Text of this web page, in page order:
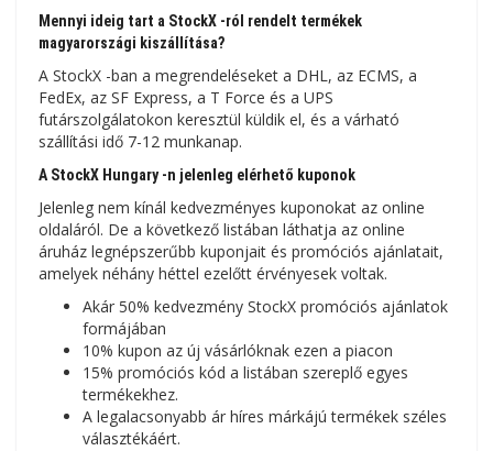
Mennyi ideig tart a StockX -ról rendelt termékek
magyarországi kiszállítása?
A StockX -ban a megrendeléseket a DHL, az ECMS, a
FedEx, az SF Express, a T Force és a UPS
futárszolgálatokon keresztül küldik el, és a várható
szállítási idő 7-12 munkanap.
A StockX Hungary -n jelenleg elérhető kuponok
Jelenleg nem kínál kedvezményes kuponokat az online
oldaláról. De a következő listában láthatja az online
áruház legnépszerűbb kuponjait és promóciós ajánlatait,
amelyek néhány héttel ezelőtt érvényesek voltak.
Akár 50% kedvezmény StockX promóciós ajánlatok
formájában
10% kupon az új vásárlóknak ezen a piacon
15% promóciós kód a listában szereplő egyes
termékekhez.
A legalacsonyabb ár híres márkájú termékek széles
választékáért.